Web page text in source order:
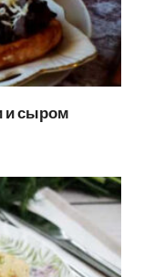
и сыром